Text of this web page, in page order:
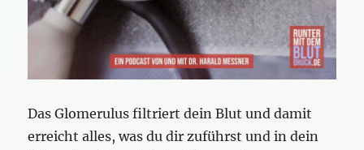
Das Glomerulus filtriert dein Blut und damit
erreicht alles, was du dir zuführst und in dein